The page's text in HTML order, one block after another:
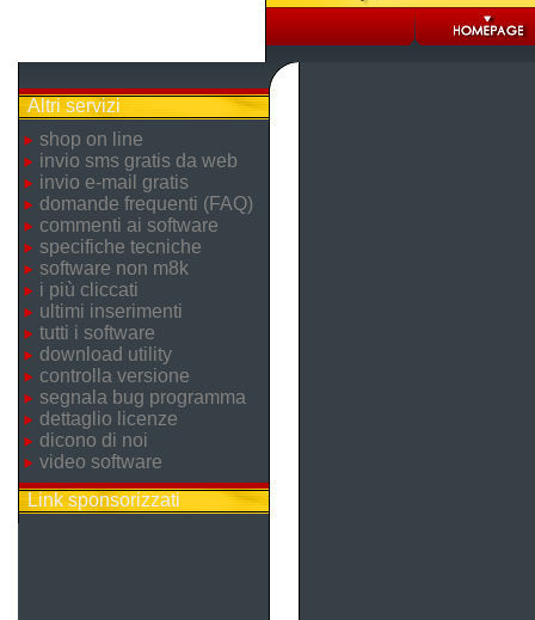
Altri servizi
shop on line
invio sms gratis da web
invio e-mail gratis
domande frequenti (FAQ)
commenti ai software
specifiche tecniche
software non m8k
i più cliccati
ultimi inserimenti
tutti i software
download utility
controlla versione
segnala bug programma
dettaglio licenze
dicono di noi
video software
Link sponsorizzati